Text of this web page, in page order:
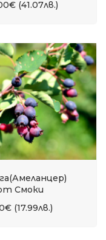
(41.07лв.)
Смоки
(17.99лв.)